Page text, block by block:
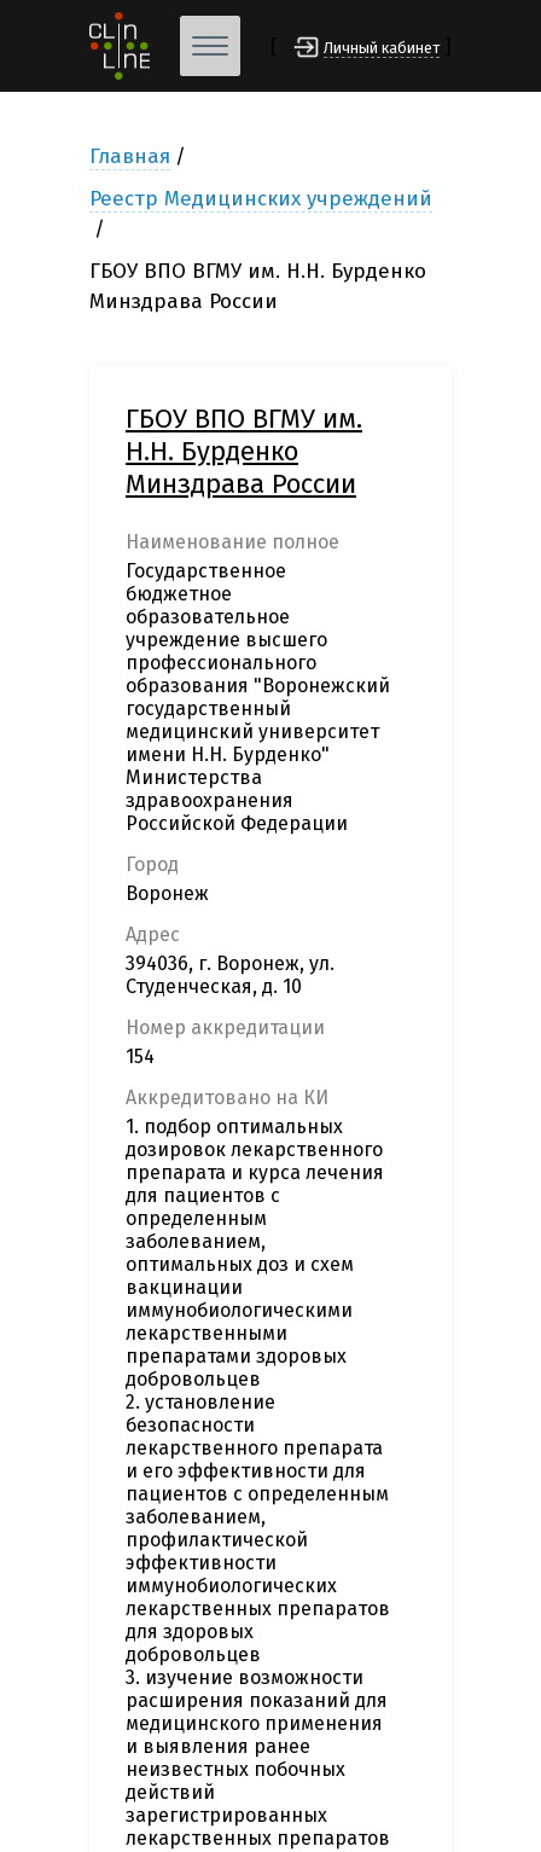
Личный кабинет
Главная
Реестр Медицинских учреждений
ГБОУ ВПО ВГМУ им. Н.Н. Бурденко
Минздрава России
ГБОУ ВПО ВГМУ им.
Н.Н. Бурденко
Минздрава России
Наименование полное
Государственное
бюджетное
образовательное
учреждение высшего
профессионального
образования "Воронежский
государственный
медицинский университет
имени Н.Н. Бурденко"
Министерства
здравоохранения
Российской Федерации
Город
Воронеж
Адрес
394036, г. Воронеж, ул.
Студенческая, д. 10
Номер аккредитации
154
Аккредитовано на КИ
1. подбор оптимальных
дозировок лекарственного
препарата и курса лечения
для пациентов с
определенным
заболеванием,
оптимальных доз и схем
вакцинации
иммунобиологическими
лекарственными
препаратами здоровых
добровольцев
2. установление
безопасности
лекарственного препарата
и его эффективности для
пациентов с определенным
заболеванием,
профилактической
эффективности
иммунобиологических
лекарственных препаратов
для здоровых
добровольцев
3. изучение возможности
расширения показаний для
медицинского применения
и выявления ранее
неизвестных побочных
действий
зарегистрированных
лекарственных препаратов